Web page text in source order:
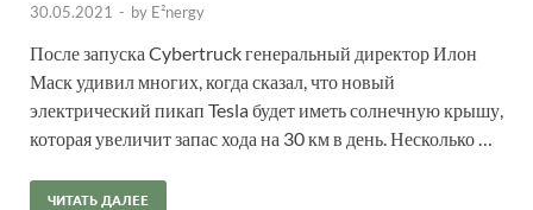
30.05.2021 - by E²nergy
После запуска Cybertruck генеральный директор Илон
Маск удивил многих, когда сказал, что новый
электрический пикап Tesla будет иметь солнечную крышу,
которая увеличит запас хода на 30 км в день. Несколько …
ЧИТАТЬ ДАЛЕЕ